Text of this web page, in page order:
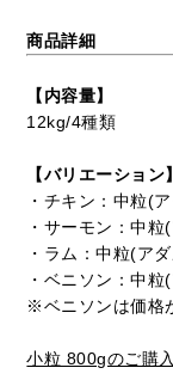
商品詳細
【内容量】
12kg/4種類
【バリエーション】
・チキン：中粒(
・サーモン：中
・ラム：中粒(ア
・ベニソン：中
※ベニソンは価格
小粒 800gのご購